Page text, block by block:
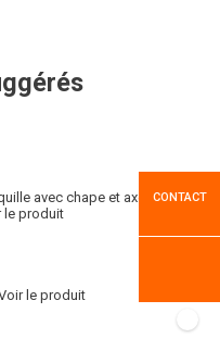
avec chape et axe, une
le produit
le produit
CONTACT